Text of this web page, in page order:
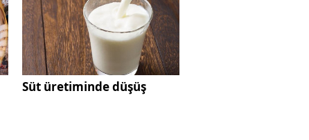
Süt üretiminde düşüş